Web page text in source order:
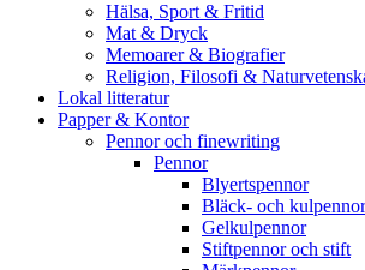
Hälsa, Sport & Fritid
Mat & Dryck
Memoarer & Biografier
Religion, Filosofi &
Lokal litteratur
Papper & Kontor
Pennor och finewriting
Pennor
Blyertspennor
Bläck- och kulpennor
Gelkulpennor
Stiftpennor och stift